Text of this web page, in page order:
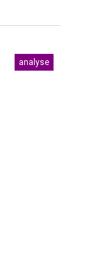
analyse